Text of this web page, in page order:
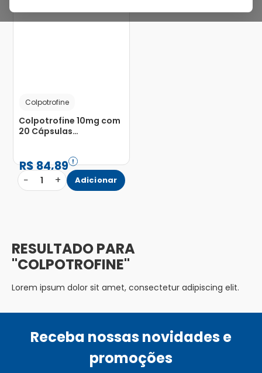
Colpotrofine
Colpotrofine 10mg com
20 Cápsulas
R$84,89
− 1 + Adicionar
COLPOTROFINE
Lorem ipsum dolor sit amet, consectetur adipiscing elit.
Receba nossas novidades e
promoções